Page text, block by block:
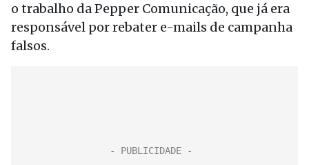
o trabalho da Pepper Comunicação, que já era
responsável por rebater e-mails de campanha
falsos.